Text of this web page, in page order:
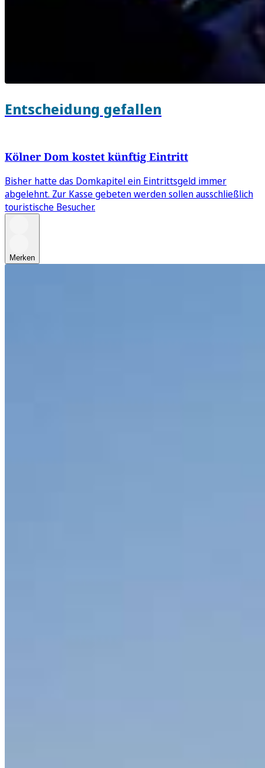
Entscheidung gefallen
Kölner Dom kostet künftig Eintritt
Bisher hatte das Domkapitel ein Eintrittsgeld immer
abgelehnt. Zur Kasse gebeten werden sollen ausschließlich
touristische Besucher.
Merken